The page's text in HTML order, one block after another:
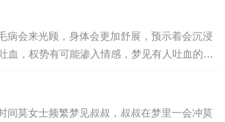
病会来光顾，身体会更加舒展，预示着会沉浸
血，权势有可能渗入情感，梦见有人吐血的相
间莫女士频繁梦见叔叔，叔叔在梦里一会冲莫